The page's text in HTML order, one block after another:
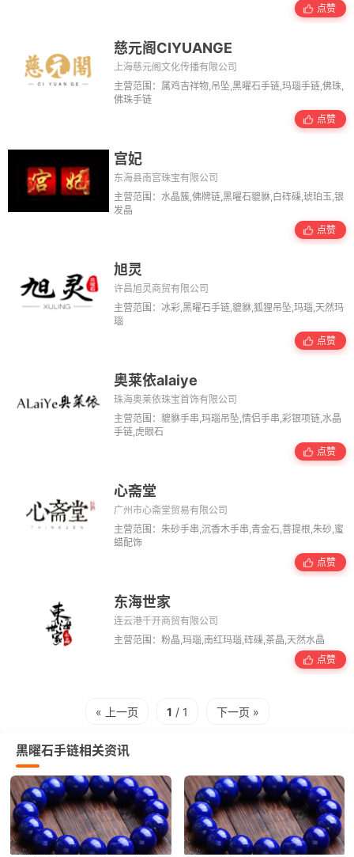
点赞
慈元阁CIYUANGE
上海慈元阁文化传播有限公司
主营范围：属鸡吉祥物,吊坠,黑曜石手链,玛瑙手链,佛珠,
佛珠手链
点赞
宫妃
东海县南宫珠宝有限公司
主营范围：水晶簇,佛牌链,黑曜石貔貅,白砗磲,琥珀玉,银
发晶
点赞
旭灵
许昌旭灵商贸有限公司
主营范围：冰彩,黑曜石手链,貔貅,狐狸吊坠,玛瑙,天然玛
瑙
点赞
奥莱依alaiye
珠海奥莱依珠宝首饰有限公司
主营范围：貔貅手串,玛瑙吊坠,情侣手串,彩银项链,水晶
手链,虎眼石
点赞
心斋堂
广州市心斋堂贸易有限公司
主营范围：朱砂手串,沉香木手串,青金石,菩提根,朱砂,蜜
蜡配饰
点赞
东海世家
连云港千开商贸有限公司
主营范围：粉晶,玛瑙,南红玛瑙,砗磲,茶晶,天然水晶
点赞
« 上一页 1 / 1 下一页 »
黑曜石手链相关资讯